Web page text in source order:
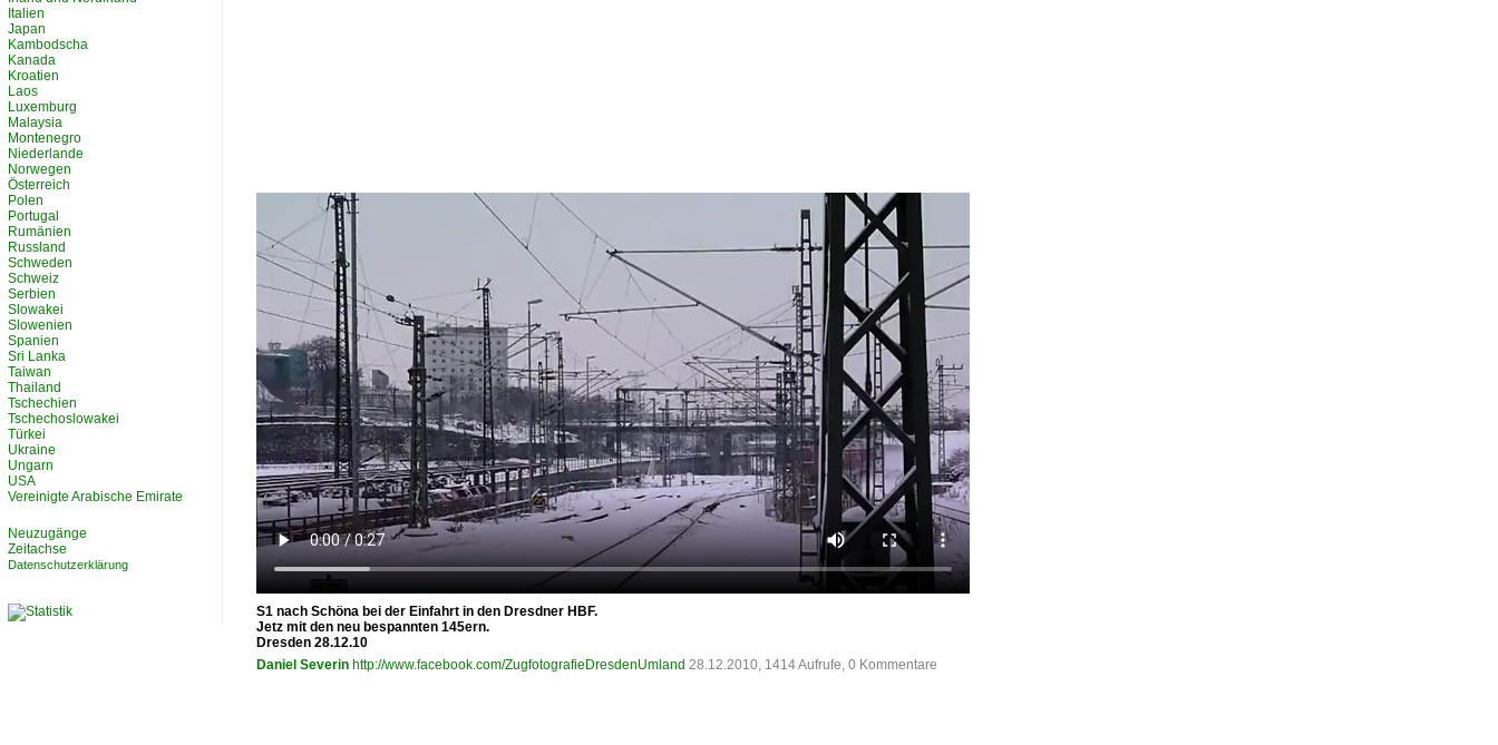
S1 nach Schöna bei der Einfahrt in den Dresdner HBF.
Jetz mit den neu bespannten 145ern.
Dresden 28.12.10
Daniel Severin http://www.facebook.com/ZugfotografieDresdenUmland 28.12.2010, 1414 Aufrufe, 0 Kommentare
Italien
Japan
Kambodscha
Kanada
Kroatien
Laos
Luxemburg
Malaysia
Montenegro
Niederlande
Norwegen
Österreich
Polen
Portugal
Rumänien
Russland
Schweden
Schweiz
Serbien
Slowakei
Slowenien
Spanien
Sri Lanka
Taiwan
Thailand
Tschechien
Tschechoslowakei
Türkei
Ukraine
Ungarn
USA
Vereinigte Arabische Emirate
Neuzugänge
Zeitachse
Datenschutzerklärung